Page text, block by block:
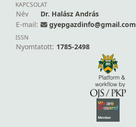
KAPCSOLAT
Név
Dr. Halász András
E-mail:
gyepgazdinfo@gmail.com
ISSN
Nyomtatott: 1785-2498